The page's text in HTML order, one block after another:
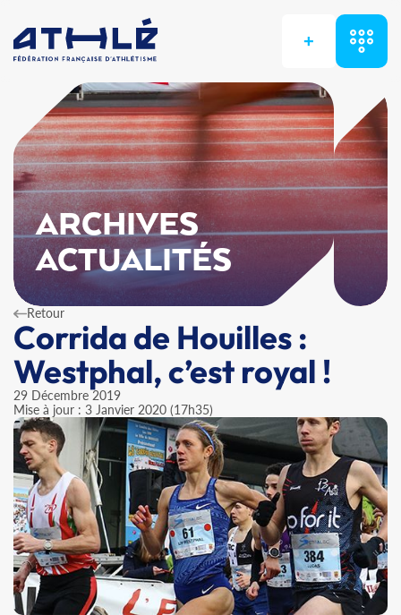
+
ARCHIVES
ACTUALITÉS
Retour
Corrida de Houilles :
Westphal, c’est royal !
29 Décembre 2019
Mise à jour : 3 Janvier 2020 (17h35)